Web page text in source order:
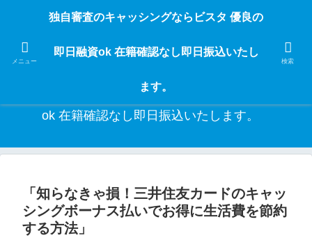
独自審査のフリーローンならビスタなら24時間365日 在籍確認なしで借りれる
な入用があっても安心！融資率97％！仕事をしている人ならブラックでも給料
日返済の１ヶ月融資で借りられるから安心！
独自審査のキャッシングならビスタ 優良の即日融資
ok 在籍確認なし即日振込いたします。
「知らなきゃ損！三井住友カードのキャッ
シングボーナス払いでお得に生活費を節約
する方法」
メニュー
独自審査のキャッシングならビスタ 優良の
即日融資ok 在籍確認なし即日振込いたし
ます。
検索